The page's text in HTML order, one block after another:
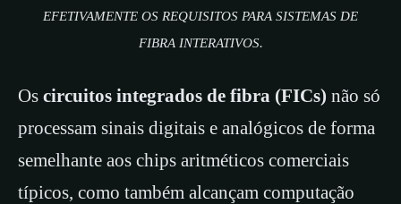
EFETIVAMENTE OS REQUISITOS PARA SISTEMAS DE
FIBRA INTERATIVOS.
Os circuitos integrados de fibra (FICs) não só
processam sinais digitais e analógicos de forma
semelhante aos chips aritméticos comerciais
típicos, como também alcançam computação